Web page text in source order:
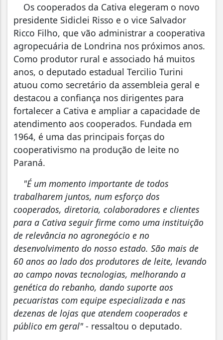
Os cooperados da Cativa elegeram o novo
presidente Sidiclei Risso e o vice Salvador
Ricco Filho, que vão administrar a cooperativa
agropecuária de Londrina nos próximos anos.
Como produtor rural e associado há muitos
anos, o deputado estadual Tercilio Turini
atuou como secretário da assembleia geral e
destacou a confiança nos dirigentes para
fortalecer a Cativa e ampliar a capacidade de
atendimento aos cooperados. Fundada em
1964, é uma das principais forças do
cooperativismo na produção de leite no
Paraná.
"É um momento importante de todos
trabalharem juntos, num esforço dos
cooperados, diretoria, colaboradores e clientes
para a Cativa seguir firme como uma instituição
de relevância no agronegócio e no
desenvolvimento do nosso estado. São mais de
60 anos ao lado dos produtores de leite, levando
ao campo novas tecnologias, melhorando a
genética do rebanho, dando suporte aos
pecuaristas com equipe especializada e nas
dezenas de lojas que atendem cooperados e
público em geral"- ressaltou o deputado.